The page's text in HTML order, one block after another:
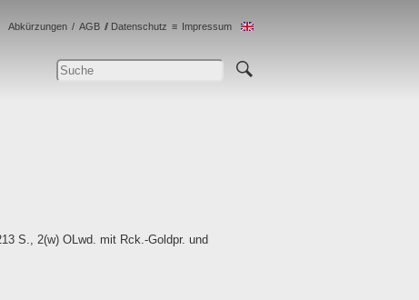
Abkürzungen AGB Datenschutz Impressum
S., 2(w) OLwd. mit Rck.-Goldpr. und